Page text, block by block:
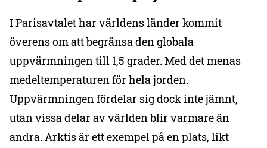
I Parisavtalet har världens länder kommit
överens om att begränsa den globala
uppvärmningen till 1,5 grader. Med det menas
medeltemperaturen för hela jorden.
Uppvärmningen fördelar sig dock inte jämnt,
utan vissa delar av världen blir varmare än
andra. Arktis är ett exempel på en plats, likt